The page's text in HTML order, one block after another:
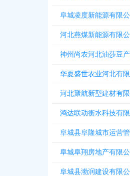
阜城凌度新能源有限公
河北燕煤新能源有限公
神州尚农河北油莎豆
华夏盛世农业河北有限
河北聚航新型建材有限
鸿达联动衡水科技有限
阜城县阜隆城市运营
阜城阜翔房地产有限公
阜城县渤润建设有限公